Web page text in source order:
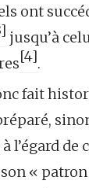
ont
jusqu’à
[4].
fait
l’égard de
«